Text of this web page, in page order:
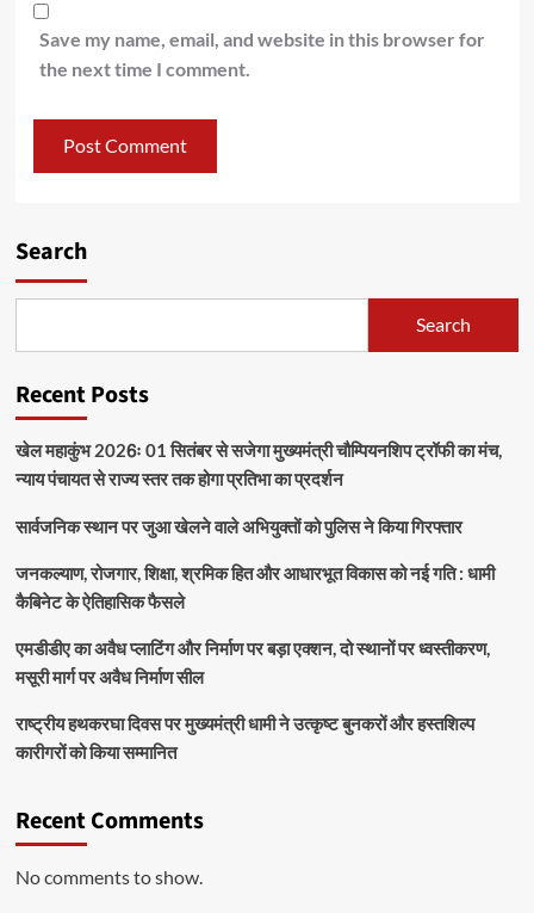
Save my name, email, and website in this browser for
the next time I comment.
Search
Search
Recent Posts
खेल महाकुंभ 2026ः 01 सितंबर से सजेगा मुख्यमंत्री चौम्पियनशिप ट्रॉफी का मंच,
न्याय पंचायत से राज्य स्तर तक होगा प्रतिभा का प्रदर्शन
सार्वजनिक स्थान पर जुआ खेलने वाले अभियुक्तों को पुलिस ने किया गिरफ्तार
जनकल्याण, रोजगार, शिक्षा, श्रमिक हित और आधारभूत विकास को नई गति : धामी
कैबिनेट के ऐतिहासिक फैसले
एमडीडीए का अवैध प्लाटिंग और निर्माण पर बड़ा एक्शन, दो स्थानों पर ध्वस्तीकरण,
मसूरी मार्ग पर अवैध निर्माण सील
राष्ट्रीय हथकरघा दिवस पर मुख्यमंत्री धामी ने उत्कृष्ट बुनकरों और हस्तशिल्प
कारीगरों को किया सम्मानित
Recent Comments
No comments to show.